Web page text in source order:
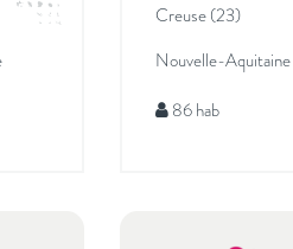
Creuse (23)
Nouvelle-Aquitaine
86 hab